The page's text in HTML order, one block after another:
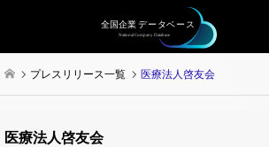
プレスリリース一覧 医療法人啓友会
医療法人啓友会